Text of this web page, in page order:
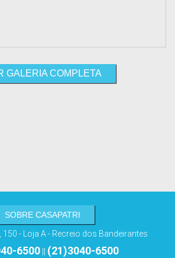
GALERIA COMPLETA
SOBRE CASAPATRI
150 - Loja A - Recreio dos Bandeirantes
6500 (21)3040-6500